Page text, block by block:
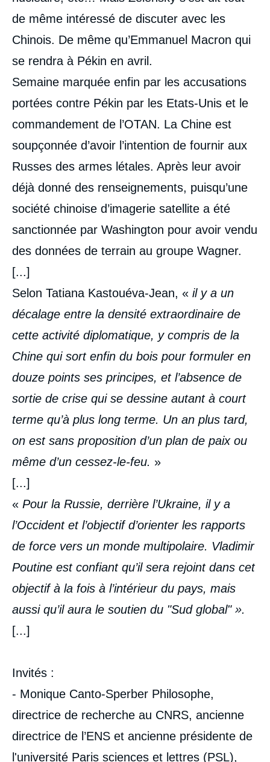
de même intéressé de discuter avec les
Chinois. De même qu’Emmanuel Macron qui
se rendra à Pékin en avril.
Semaine marquée enfin par les accusations
portées contre Pékin par les Etats-Unis et le
commandement de l’OTAN. La Chine est
soupçonnée d’avoir l’intention de fournir aux
Russes des armes létales. Après leur avoir
déjà donné des renseignements, puisqu’une
société chinoise d’imagerie satellite a été
sanctionnée par Washington pour avoir vendu
des données de terrain au groupe Wagner.
[...]
Selon Tatiana Kastouéva-Jean, « il y a un
décalage entre la densité extraordinaire de
cette activité diplomatique, y compris de la
Chine qui sort enfin du bois pour formuler en
douze points ses principes, et l’absence de
sortie de crise qui se dessine autant à court
terme qu’à plus long terme. Un an plus tard,
on est sans proposition d’un plan de paix ou
même d’un cessez-le-feu. »
[...]
« Pour la Russie, derrière l’Ukraine, il y a
l’Occident et l’objectif d’orienter les rapports
de force vers un monde multipolaire. Vladimir
Poutine est confiant qu’il sera rejoint dans cet
objectif à la fois à l’intérieur du pays, mais
aussi qu’il aura le soutien du "Sud global" ».
[...]
Invités :
- Monique Canto-Sperber Philosophe,
directrice de recherche au CNRS, ancienne
directrice de l’ENS et ancienne présidente de
l'université Paris sciences et lettres (PSL),